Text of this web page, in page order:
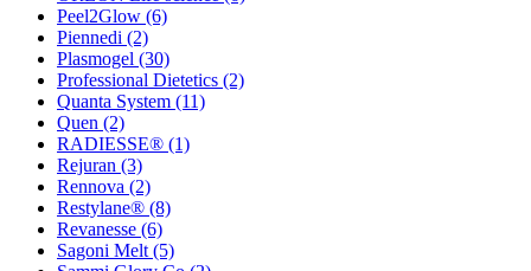
Peel2Glow (6)
Piennedi (2)
Plasmogel (30)
Professional Dietetics (2)
Quanta System (11)
Quen (2)
RADIESSE® (1)
Rejuran (3)
Rennova (2)
Restylane® (8)
Revanesse (6)
Sagoni Melt (5)